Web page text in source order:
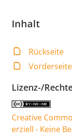
Inhalt
Rückseite
Vorderseite
Lizenz-/
Creative
erziell - Keine